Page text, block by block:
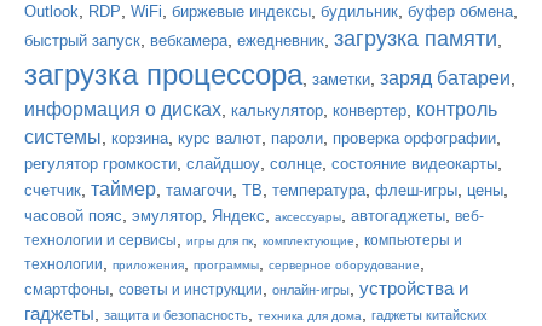
Outlook, RDP, WiFi, биржевые индексы, будильник, буфер обмена,
быстрый запуск, вебкамера, ежедневник, загрузка памяти,
загрузка процессора, заметки, заряд батареи,
информация о дисках, калькулятор, конвертер, контроль
системы, корзина, курс валют, пароли, проверка орфографии,
регулятор громкости, слайдшоу, солнце, состояние видеокарты,
счетчик, таймер, тамагочи, ТВ, температура, флеш-игры, цены,
часовой пояс, эмулятор, Яндекс, аксессуары, автогаджеты, веб-
технологии и сервисы, игры для пк, комплектующие, компьютеры и
технологии, приложения, программы, серверное оборудование,
смартфоны, советы и инструкции, онлайн-игры, устройства и
гаджеты, защита и безопасность, техника для дома, гаджеты китайских